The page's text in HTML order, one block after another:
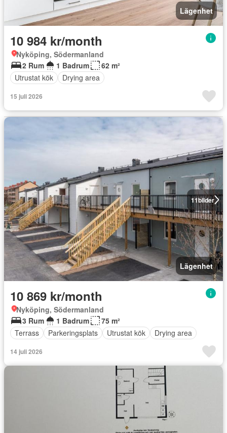
Lägenhet
10 984 kr/month
Nyköping, Södermanland
2 Rum
1 Badrum
62 m²
Utrustat kök
Drying area
15 juli 2026
11bilder
Lägenhet
10 869 kr/month
Nyköping, Södermanland
3 Rum
1 Badrum
75 m²
Terrass
Parkeringsplats Utrustat kök Drying area
14 juli 2026